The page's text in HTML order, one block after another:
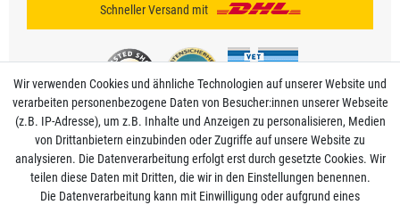
Schneller Versand mit
Mein Konto
Wir verwenden Cookies und ähnliche Technologien auf unserer Website und
verarbeiten personenbezogene Daten von Besucher:innen unserer Webseite
(z.B. IP-Adresse), um z.B. Inhalte und Anzeigen zu personalisieren, Medien
von Drittanbietern einzubinden oder Zugriffe auf unsere Website zu
analysieren. Die Datenverarbeitung erfolgt erst durch gesetzte Cookies. Wir
teilen diese Daten mit Dritten, die wir in den Einstellungen benennen.
Die Datenverarbeitung kann mit Einwilligung oder aufgrund eines